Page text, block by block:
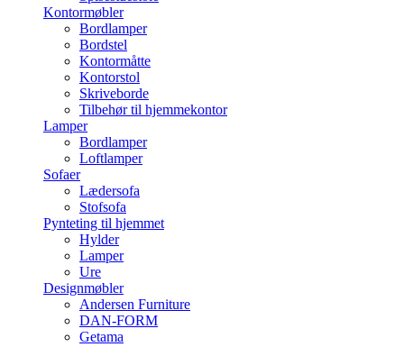
Kontormøbler
Bordlamper
Bordstel
Kontormåtte
Kontorstol
Skriveborde
Tilbehør til hjemmekontor
Lamper
Bordlamper
Loftlamper
Sofaer
Lædersofa
Stofsofa
Pynteting til hjemmet
Hylder
Lamper
Ure
Designmøbler
Andersen Furniture
DAN-FORM
Getama